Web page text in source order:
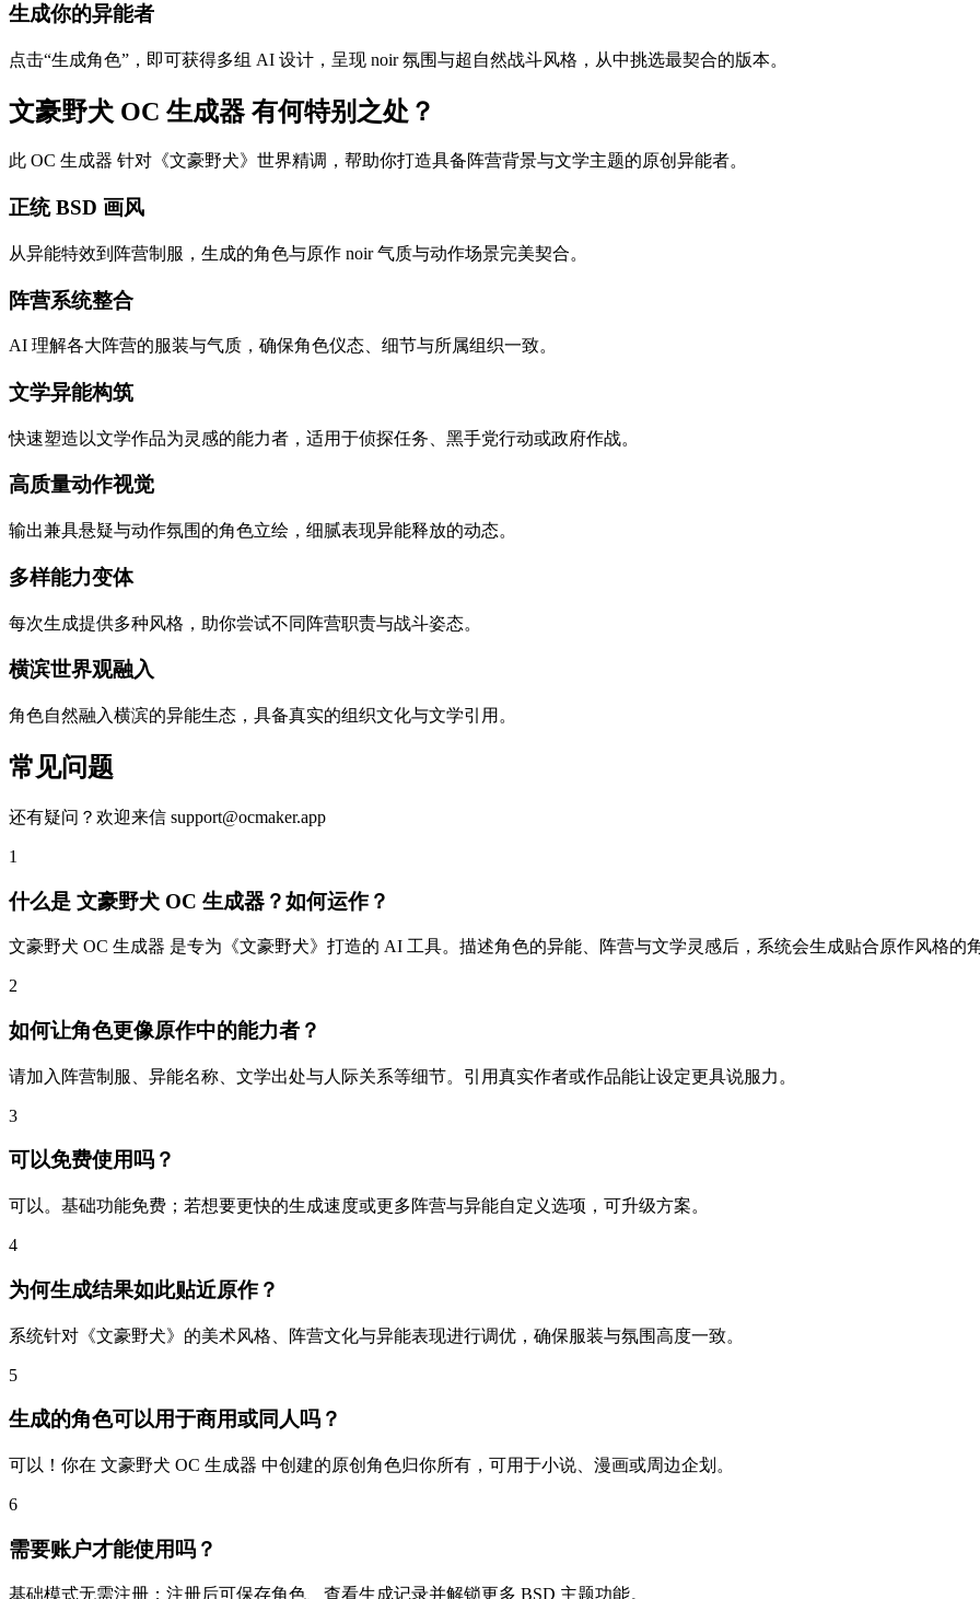
生成你的异能者
点击“生成角色”，即可获得多组 AI 设计，呈现 noir 氛围与超自然战斗风格，从中挑选最契合的版本。
文豪野犬 OC 生成器 有何特别之处？
此 OC 生成器 针对《文豪野犬》世界精调，帮助你打造具备阵营背景与文学主题的原创异能者。
正统 BSD 画风
从异能特效到阵营制服，生成的角色与原作 noir 气质与动作场景完美契合。
阵营系统整合
AI 理解各大阵营的服装与气质，确保角色仪态、细节与所属组织一致。
文学异能构筑
快速塑造以文学作品为灵感的能力者，适用于侦探任务、黑手党行动或政府作战。
高质量动作视觉
输出兼具悬疑与动作氛围的角色立绘，细腻表现异能释放的动态。
多样能力变体
每次生成提供多种风格，助你尝试不同阵营职责与战斗姿态。
横滨世界观融入
角色自然融入横滨的异能生态，具备真实的组织文化与文学引用。
常见问题
还有疑问？欢迎来信 support@ocmaker.app
1
什么是 文豪野犬 OC 生成器？如何运作？
文豪野犬 OC 生成器 是专为《文豪野犬》打造的 AI 工具。描述角色的异能、阵营与文学灵感后，系统会生成贴合原作风格的
2
如何让角色更像原作中的能力者？
请加入阵营制服、异能名称、文学出处与人际关系等细节。引用真实作者或作品能让设定更具说服力。
3
可以免费使用吗？
可以。基础功能免费；若想要更快的生成速度或更多阵营与异能自定义选项，可升级方案。
4
为何生成结果如此贴近原作？
系统针对《文豪野犬》的美术风格、阵营文化与异能表现进行调优，确保服装与氛围高度一致。
5
生成的角色可以用于商用或同人吗？
可以！你在 文豪野犬 OC 生成器 中创建的原创角色归你所有，可用于小说、漫画或周边企划。
6
需要账户才能使用吗？
基础模式无需注册；注册后可保存角色、查看生成记录并解锁更多 BSD 主题功能。